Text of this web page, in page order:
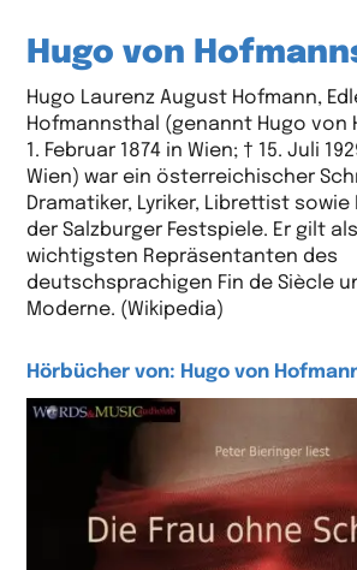
Hugo von
Hugo Laurenz August Hofmann,
Hofmannsthal (genannt Hugo von
1. Februar 1874 in Wien; † 15. Juli
Wien) war ein österreichischer
Dramatiker, Lyriker, Librettist
der Salzburger Festspiele. Er gilt
wichtigsten Repräsentanten des
deutschsprachigen Fin de Siècle
Moderne. (Wikipedia)
Hörbücher von: Hugo von